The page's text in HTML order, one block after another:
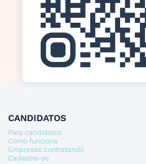
CANDIDATOS
Para candidatos
Como funciona
Empresas contratando
Cadastre-se